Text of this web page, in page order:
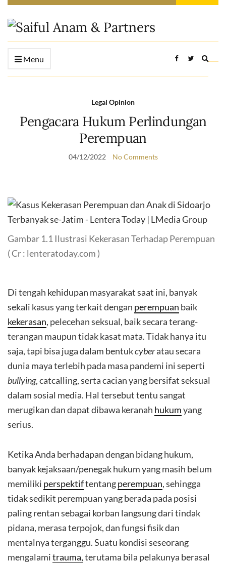
Menu
form
Legal Opinion
Pengacara Hukum Perlindungan
Perempuan
04/12/2022 No Comments
Gambar 1.1 Ilustrasi Kekerasan Terhadap Perempuan
( Cr : lenteratoday.com )
Di tengah kehidupan masyarakat saat ini, banyak
sekali kasus yang terkait dengan perempuan baik
kekerasan, pelecehan seksual, baik secara terang-
terangan maupun tidak kasat mata. Tidak hanya itu
saja, tapi bisa juga dalam bentukcyberatau secara
dunia maya terlebih pada masa pandemi ini seperti
bullying, catcalling, serta cacian yang bersifat seksual
dalam sosial media. Hal tersebut tentu sangat
merugikan dan dapat dibawa keranah hukumyang
serius.
Ketika Anda berhadapan dengan bidang hukum,
banyak kejaksaan/penegak hukum yang masih belum
memiliki perspektiftentangperempuan, sehingga
tidak sedikit perempuan yang berada pada posisi
paling rentan sebagai korban langsung dari tindak
pidana, merasa terpojok, dan fungsi fisik dan
mentalnya terganggu. Suatu kondisi seseorang
mengalamitrauma,terutama bila pelakunya berasal